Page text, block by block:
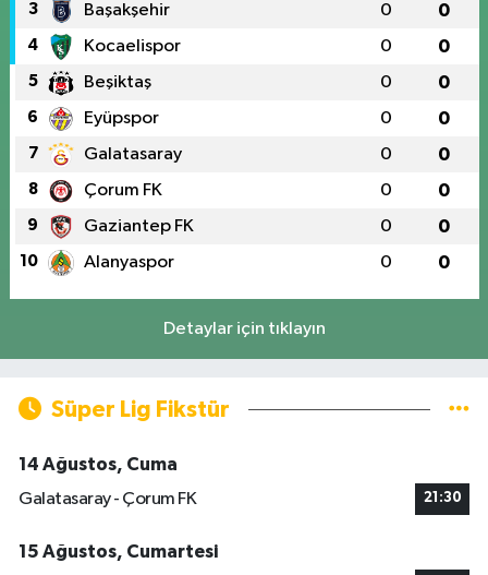
3 Başakşehir 0 0
4 Kocaelispor 0 0
5 Beşiktaş 0 0
6 Eyüpspor 0 0
7 Galatasaray 0 0
8 Çorum FK 0 0
9 Gaziantep FK 0 0
10 Alanyaspor 0 0
Detaylar için tıklayın
Süper Lig Fikstür
14 Ağustos, Cuma
Galatasaray - Çorum FK
21:30
15 Ağustos, Cumartesi